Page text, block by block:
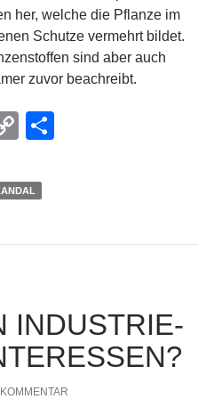
her, welche die Pflanze im
Schutze vermehrt bildet.
sind aber auch
zuvor beachreibt.
C
p
Li
INDUSTRIE-